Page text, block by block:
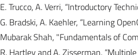
E. Trucco, A. Verri, “Introductory
G. Bradski, A. Kaehler, “Learning
Mubarak Shah, "Fundamentals of
R. Hartley and A. Zisserman,